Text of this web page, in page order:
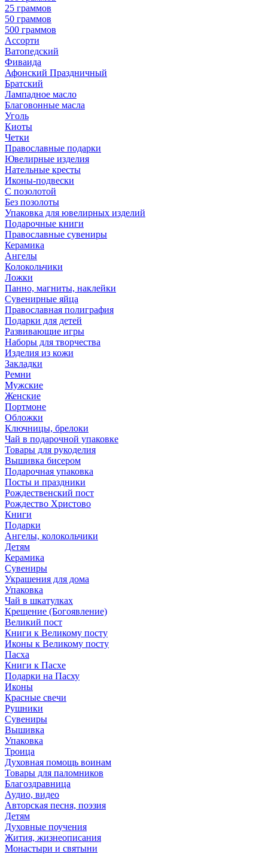
25 граммов
50 граммов
500 граммов
Ассорти
Ватопедский
Фиваида
Афонский Праздничный
Братский
Лампадное масло
Благовонные масла
Уголь
Киоты
Четки
Православные подарки
Ювелирные изделия
Нательные кресты
Иконы-подвески
С позолотой
Без позолоты
Упаковка для ювелирных изделий
Подарочные книги
Православные сувениры
Керамика
Ангелы
Колокольчики
Ложки
Панно, магниты, наклейки
Сувенирные яйца
Православная полиграфия
Подарки для детей
Развивающие игры
Наборы для творчества
Изделия из кожи
Закладки
Ремни
Мужские
Женские
Портмоне
Обложки
Ключницы, брелоки
Чай в подарочной упаковке
Товары для рукоделия
Вышивка бисером
Подарочная упаковка
Посты и праздники
Рождественский пост
Рождество Христово
Книги
Подарки
Ангелы, колокольчики
Детям
Керамика
Сувениры
Украшения для дома
Упаковка
Чай в шкатулках
Крещение (Богоявление)
Великий пост
Книги к Великому посту
Иконы к Великому посту
Пасха
Книги к Пасхе
Подарки на Пасху
Иконы
Красные свечи
Рушники
Сувениры
Вышивка
Упаковка
Троица
Духовная помощь воинам
Товары для паломников
Благоздравница
Аудио, видео
Авторская песня, поэзия
Детям
Духовные поучения
Жития, жизнеописания
Монастыри и святыни